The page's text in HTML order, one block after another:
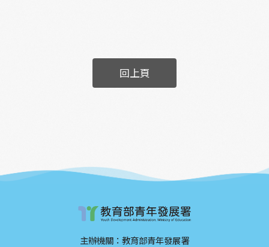
回上頁
主辦機關：教育部青年發展署